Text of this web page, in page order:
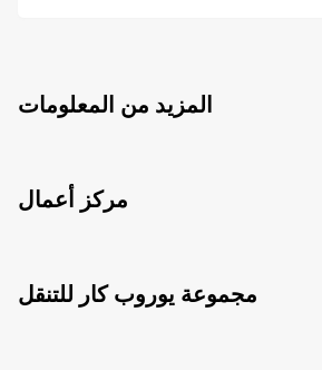
المزيد من المعلومات
مركز أعمال
مجموعة يوروب كار للتنقل